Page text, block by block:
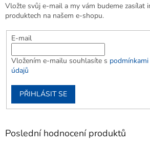
Vložte svůj e-mail a my vám budeme zasílat
produktech na našem e-shopu.
E-mail
Vložením e-mailu souhlasíte s
údajů
PŘIHLÁSIT SE
Poslední hodnocení produktů